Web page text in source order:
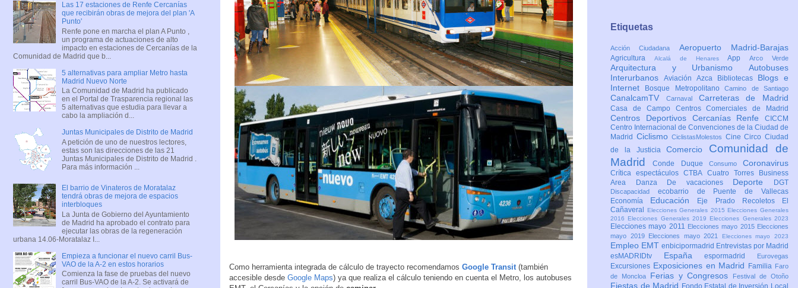
Como herramienta integrada de cálculo de trayecto recomendamos Google Transit(también
accesible desde Google Maps) ya que realiza el cálculo teniendo en cuenta el Metro, los autobuses
Las 17 estaciones de Renfe Cercanías
que recibirán obras de mejora del plan 'A
Punto'
Renfe pone en marcha el plan A Punto ,
un programa de actuaciones de alto
impacto en estaciones de Cercanías de la
Comunidad de Madrid que b...
5 alternativas para ampliar Metro hasta
Madrid Nuevo Norte
La Comunidad de Madrid ha publicado
en el Portal de Trasparencia regional las
5 alternativas que estudia para llevar a
cabo la ampliación d...
Juntas Municipales de Distrito de Madrid
A petición de uno de nuestros lectores,
estas son las direcciones de las 21
Juntas Municipales de Distrito de Madrid .
Para más información ...
El barrio de Vinateros de Moratalaz
tendrá obras de mejora de espacios
interbloques
La Junta de Gobierno del Ayuntamiento
de Madrid ha aprobado el contrato para
ejecutar las obras de la regeneración
urbana 14.06-Moratalaz I...
Empieza a funcionar el nuevo carril Bus-
VAO de la A-2 en estos horarios
Comienza la fase de pruebas del nuevo
carril Bus-VAO de la A-2. Se activará de
Etiquetas
Acción Ciudadana Aeropuerto Madrid-Barajas
Agricultura Alcalá de HenaresAppArco Verde
Arquitectura y Urbanismo Autobuses
Interurbanos Aviación Azca Bibliotecas Blogs e
Internet
Bosque MetropolitanoCamino de Santiago
CanalcamTV Carnaval Carreteras de Madrid
Casa de Campo Centros Comerciales de Madrid
Centros Deportivos Cercanías Renfe CICCM
Centro Internacional de Convenciones de la Ciudad de
Madrid CiclismoCiclistasMolestos CineCircoCiudad
de la JusticiaComercio Comunidad de
MadridConde Duque Consumo Coronavirus
Crítica espectáculosCTBA Cuatro Torres Business
Area
Danza De vacaciones Deporte DGT
Discapacidad ecobarrio de Puente de Vallecas
Economía Educación Eje Prado Recoletos
El
Cañaveral
Elecciones Generales 2015 Elecciones Generales
2016 Elecciones Generales 2019 Elecciones Generales 2023
Elecciones mayo 2011 Elecciones mayo 2015 Elecciones
mayo 2019
Elecciones mayo 2021 Elecciones mayo 2023
Empleo EMT enbicipormadrid Entrevistas por Madrid
esMADRIDtv Españaespormadrid Eurovegas
Excursiones Exposiciones en Madrid Familia Faro
de Moncloa
Ferias y Congresos Festival de Otoño
Fiestas de Madrid